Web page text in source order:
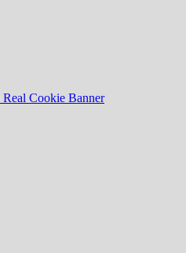
Cookie Banner